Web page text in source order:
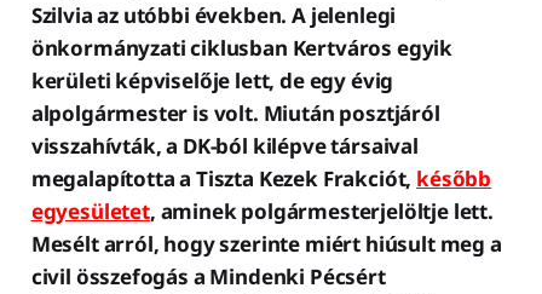
Szilvia az utóbbi években. A jelenlegi
önkormányzati ciklusban Kertváros egyik
kerületi képviselője lett, de egy évig
alpolgármester is volt. Miután posztjáról
visszahívták, a DK-ból kilépve társaival
megalapította a Tiszta Kezek Frakciót, később
egyesületet, aminek polgármesterjelöltje lett.
Mesélt arról, hogy szerinte miért hiúsult meg a
civil összefogás a Mindenki Pécsért